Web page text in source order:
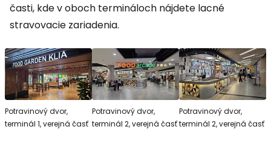
časti, kde v oboch termináloch nájdete lacné
stravovacie zariadenia.
Potravinový dvor,
terminál 1, verejná časť
Potravinový dvor,
terminál 2, verejná časť
Potravinový dvor,
terminál 2, verejná časť